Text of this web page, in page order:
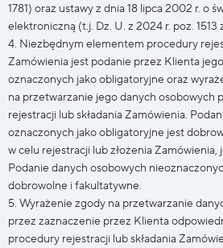
1781) oraz ustawy z dnia 18 lipca 2002 r. o
elektroniczną (t.j. Dz. U. z 2024 r. poz. 1513
4. Niezbędnym elementem procedury
Zamówienia jest podanie przez Klienta
oznaczonych jako obligatoryjne oraz
na przetwarzanie jego danych osobowych
rejestracji lub składania Zamówienia.
oznaczonych jako obligatoryjne jest
w celu rejestracji lub złożenia Zamówienia,
Podanie danych osobowych
dobrowolne i fakultatywne.
5. Wyrażenie zgody na przetwarzanie
przez zaznaczenie przez Klienta
procedury rejestracji lub składania